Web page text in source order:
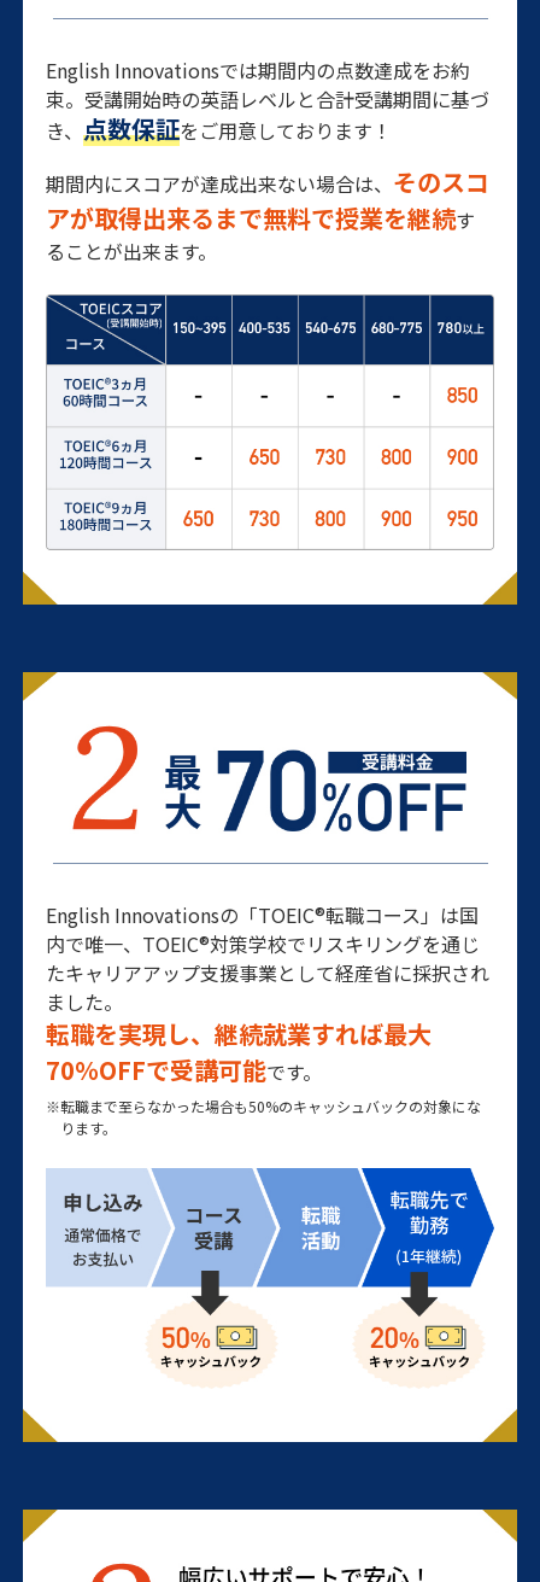
English Innovationsでは期間内の点数達成をお約
束。受講開始時の英語レベルと合計受講期間に基づ
き、点数保証をご用意しております！
期間内にスコアが達成出来ない場合は、 そのスコ
アが取得出来るまで無料で授業を継続す
ることが出来ます。
English Innovationsの「TOEIC®転職コース」は国
内で唯一、TOEIC®対策学校でリスキリングを通じ
たキャリアアップ支援事業として経産省に採択され
ました。
転職を実現し、継続就業すれば最大
70％OFFで受講可能です。
※転職まで至らなかった場合も50%のキャッシュバックの対象にな
ります。